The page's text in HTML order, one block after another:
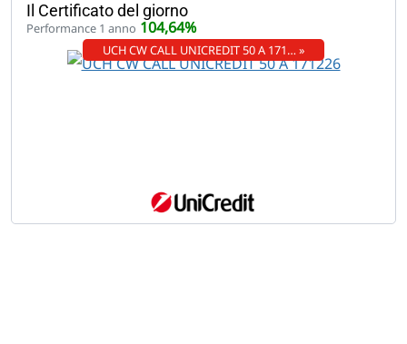
Il Certificato del giorno
Performance 1 anno 104,64%
UCH CW CALL UNICREDIT 50 A 171… »